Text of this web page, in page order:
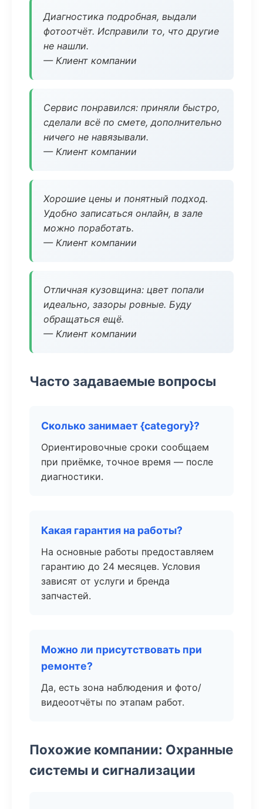
Диагностика подробная, выдали
фотоотчёт. Исправили то, что другие
не нашли.
— Клиент компании
Сервис понравился: приняли быстро,
сделали всё по смете, дополнительно
ничего не навязывали.
— Клиент компании
Хорошие цены и понятный подход.
Удобно записаться онлайн, в зале
можно поработать.
— Клиент компании
Отличная кузовщина: цвет попали
идеально, зазоры ровные. Буду
обращаться ещё.
— Клиент компании
Часто задаваемые вопросы
Сколько занимает {category}?
Ориентировочные сроки сообщаем
при приёмке, точное время — после
диагностики.
Какая гарантия на работы?
На основные работы предоставляем
гарантию до 24 месяцев. Условия
зависят от услуги и бренда
запчастей.
Можно ли присутствовать при
ремонте?
Да, есть зона наблюдения и фото/
видеоотчёты по этапам работ.
Похожие компании: Охранные
системы и сигнализации